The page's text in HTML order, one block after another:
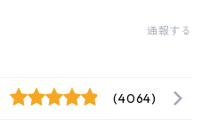
通報する
(4064)